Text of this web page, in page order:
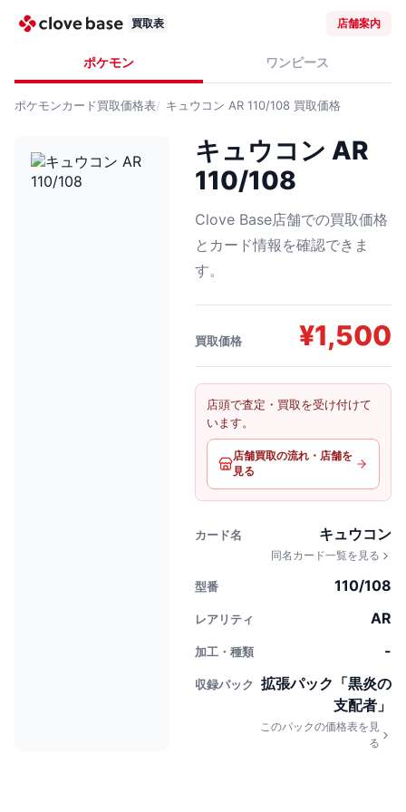
買取表 店舗案内
ポケモン ワンピース
ポケモンカード買取価格表 キュウコン AR 110/108 買取価格
キュウコン AR
110/108
Clove Base店舗での買取価格
とカード情報を確認できま
す。
買取価格 ¥1,500
店頭で査定・買取を受け付けて
います。
店舗買取の流れ・店舗を
見る
カード名 キュウコン
同名カード一覧を見る
型番 110/108
レアリティ AR
加工・種類 -
収録パック
拡張パック「黒炎の
支配者」
このパックの価格表を見
る